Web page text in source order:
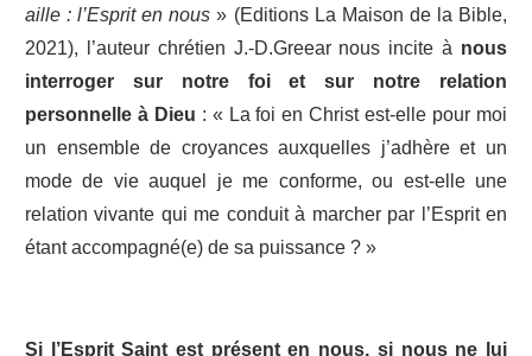
aille : l’Esprit en nous » (Editions La Maison de la Bible,
2021), l’auteur chrétien J.-D.Greear nous incite à nous
interroger sur notre foi et sur notre relation
personnelle à Dieu : « La foi en Christ est-elle pour moi
un ensemble de croyances auxquelles j’adhère et un
mode de vie auquel je me conforme, ou est-elle une
relation vivante qui me conduit à marcher par l’Esprit en
étant accompagné(e) de sa puissance ? »
Si l’Esprit Saint est présent en nous, si nous ne lui